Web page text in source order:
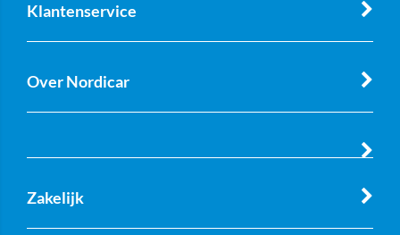
Klantenservice
Over Nordicar
Zakelijk